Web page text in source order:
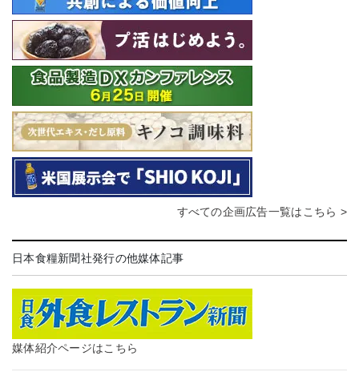
すべての企画広告一覧はこちら >
日本食糧新聞社発行の他媒体記事
媒体紹介ページはこちら